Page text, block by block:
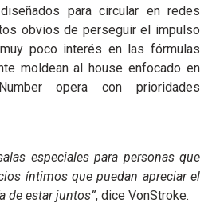
para circular en redes
obvios de perseguir el impulso
poco interés en las fórmulas
moldean al house enfocado en
opera con prioridades
especiales para personas que
íntimos que puedan apreciar el
de estar juntos”, dice VonStroke.